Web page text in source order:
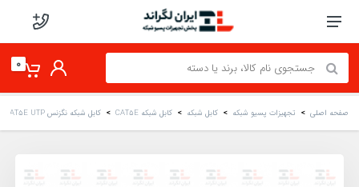
0
صفحه اصلی تجهیزات پسیو شبکه کابل شبکه کابل شبکه CAT5E کابل شبکه نگزنس CAT5E UTP تمام مس تست فلوک پرمننت با روکش PVC حلقه 305 متری